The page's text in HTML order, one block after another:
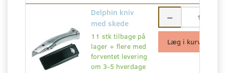
Delphin kniv
med skede
11 stk tilbage på
lager + flere med
forventet levering
om 3-5 hverdage
Læg i kurv